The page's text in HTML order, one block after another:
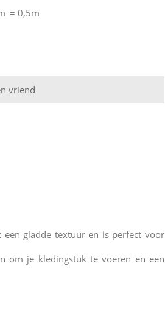
= 0,5m
gladde textuur en is perfect voor
om je kledingstuk te voeren en een